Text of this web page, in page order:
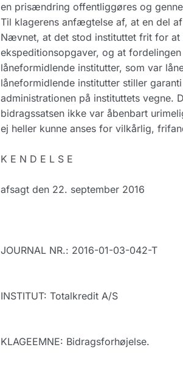
en prisændring offentliggøres og
Til klagerens anfægtelse af, at en del
Nævnet, at det stod instituttet frit for
ekspeditionsopgaver, og at
låneformidlende institutter, som var
låneformidlende institutter stiller
administrationen på instituttets vegne.
bidragssatsen ikke var åbenbart
ej heller kunne anses for vilkårlig,
K E N D E L S E
afsagt den 22. september 2016
JOURNAL NR.: 2016-01-03-042-T
INSTITUT: Totalkredit A/S
KLAGEEMNE: Bidragsforhøjelse.